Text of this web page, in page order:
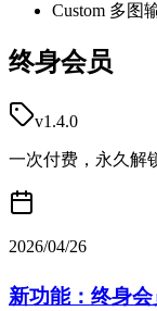
Custom 多图
终身会员
v1.4.0
一次付费，永久解
2026/04/26
新功能：终身会